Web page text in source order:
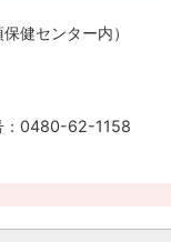
健センター内）
：0480-62-1158